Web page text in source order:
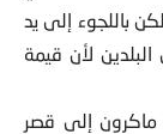
باللجوء إلى يد
لأن قيمة
ماكرون إلى قصر